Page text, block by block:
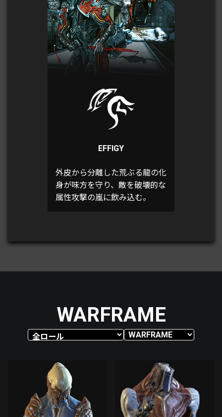
EFFIGY
外皮から分離した荒ぶる龍の化
身が味方を守り、敵を破壊的な
属性攻撃の嵐に飲み込む。
WARFRAME